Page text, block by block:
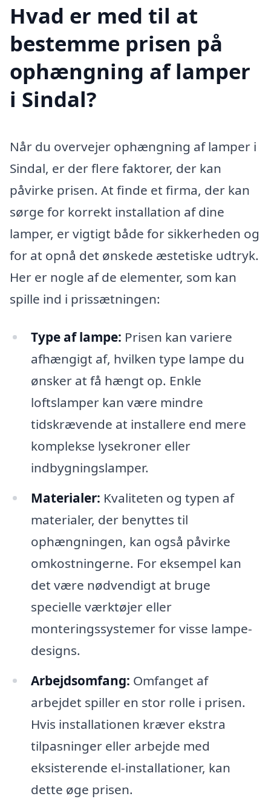
Hvad er med til at
bestemme prisen på
ophængning af lamper
i Sindal?
Når du overvejer ophængning af lamper i
Sindal, er der flere faktorer, der kan
påvirke prisen. At finde et firma, der kan
sørge for korrekt installation af dine
lamper, er vigtigt både for sikkerheden og
for at opnå det ønskede æstetiske udtryk.
Her er nogle af de elementer, som kan
spille ind i prissætningen:
Type af lampe: Prisen kan variere
afhængigt af, hvilken type lampe du
ønsker at få hængt op. Enkle
loftslamper kan være mindre
tidskrævende at installere end mere
komplekse lysekroner eller
indbygningslamper.
Materialer: Kvaliteten og typen af
materialer, der benyttes til
ophængningen, kan også påvirke
omkostningerne. For eksempel kan
det være nødvendigt at bruge
specielle værktøjer eller
monteringssystemer for visse lampe-
designs.
Arbejdsomfang: Omfanget af
arbejdet spiller en stor rolle i prisen.
Hvis installationen kræver ekstra
tilpasninger eller arbejde med
eksisterende el-installationer, kan
dette øge prisen.